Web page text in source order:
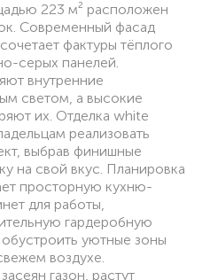
223 м² расположен
Современный фасад
фактуры тёплого
серых панелей.
внутренние
светом, а высокие
их. Отделка white
реализовать
выбрав финишные
на свой вкус. Планировка
просторную кухню-
для работы,
гардеробную
уютные зоны
воздухе.
газон, растут